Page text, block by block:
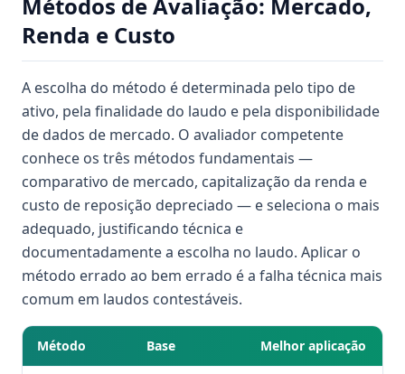
Renda e Custo
A escolha do método é determinada pelo tipo de
ativo, pela finalidade do laudo e pela disponibilidade
de dados de mercado. O avaliador competente
conhece os três métodos fundamentais —
comparativo de mercado, capitalização da renda e
custo de reposição depreciado — e seleciona o mais
adequado, justificando técnica e
documentadamente a escolha no laudo. Aplicar o
método errado ao bem errado é a falha técnica mais
comum em laudos contestáveis.
Método Base Melhor aplicação